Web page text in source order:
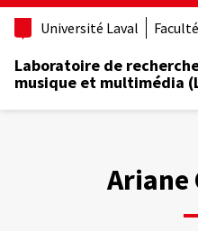
Aller
principal
Université Laval
Laboratoire de
musique et multimédia
Ariane